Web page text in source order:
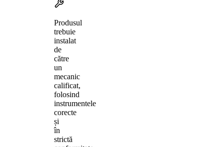
Produsul
trebuie
instalat
de
către
un
mecanic
calificat,
folosind
instrumentele
corecte
și
în
strictă